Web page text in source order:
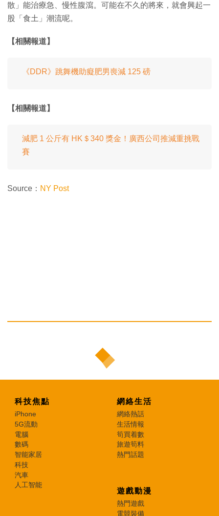
散」能治療急、慢性腹瀉。可能在不久的將來，就會興起一
股「食土」潮流呢。
【相關報道】
《DDR》跳舞機助癡肥男喪減 125 磅
【相關報道】
減肥 1 公斤有 HK＄340 獎金！廣西公司推減重挑戰
賽
Source： NY Post
科技焦點
iPhone
5G流動
電腦
數碼
智能家居
科技
汽車
人工智能
網絡生活
網絡熱話
生活情報
筍買着數
旅遊筍料
熱門話題
遊戲動漫
熱門遊戲
電競裝備